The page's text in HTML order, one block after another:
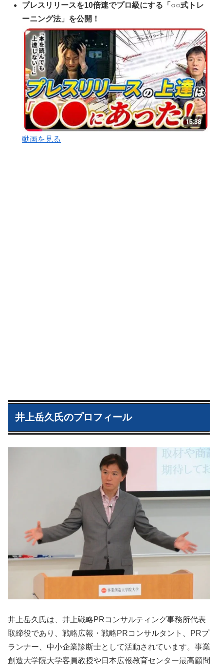
プレスリリースを10倍速でプロ級にする「○○式トレ
ーニング法」を公開！
動画を見る
井上岳久氏のプロフィール
井上岳久氏は、井上戦略PRコンサルティング事務所代表
取締役であり、戦略広報・戦略PRコンサルタント、PRプ
ランナー、中小企業診断士として活動されています。事業
創造大学院大学客員教授や日本広報教育センター最高顧問